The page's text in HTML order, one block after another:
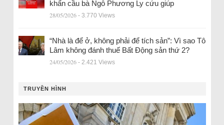
khẩn cầu bà Ngô Phương Ly cứu giúp
28/05/2026 - 3.770 Views
“Nhà là để ở, không phải để tích sản”: Vì sao Tô
Lâm không đánh thuế Bất Động sản thứ 2?
24/05/2026 - 2.421 Views
TRUYỀN HÌNH